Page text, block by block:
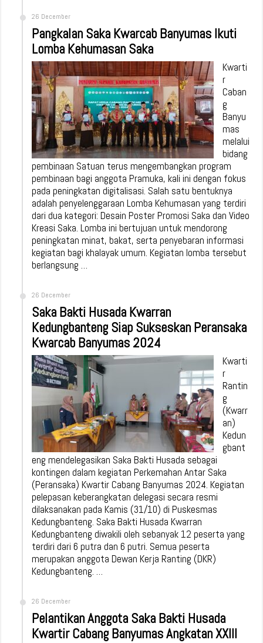
26 December
Pangkalan Saka Kwarcab Banyumas Ikuti
Lomba Kehumasan Saka
Kwarti
r
Caban
g
Banyu
mas
melalui
bidang
pembinaan Satuan terus mengembangkan program
pembinaan bagi anggota Pramuka, kali ini dengan fokus
pada peningkatan digitalisasi. Salah satu bentuknya
adalah penyelenggaraan Lomba Kehumasan yang terdiri
dari dua kategori: Desain Poster Promosi Saka dan Video
Kreasi Saka. Lomba ini bertujuan untuk mendorong
peningkatan minat, bakat, serta penyebaran informasi
kegiatan bagi khalayak umum. Kegiatan lomba tersebut
berlangsung …
26 December
Saka Bakti Husada Kwarran
Kedungbanteng Siap Sukseskan Peransaka
Kwarcab Banyumas 2024
Kwarti
r
Rantin
g
(Kwarr
an)
Kedun
gbant
eng mendelegasikan Saka Bakti Husada sebagai
kontingen dalam kegiatan Perkemahan Antar Saka
(Peransaka) Kwartir Cabang Banyumas 2024. Kegiatan
pelepasan keberangkatan delegasi secara resmi
dilaksanakan pada Kamis (31/10) di Puskesmas
Kedungbanteng. Saka Bakti Husada Kwarran
Kedungbanteng diwakili oleh sebanyak 12 peserta yang
terdiri dari 6 putra dan 6 putri. Semua peserta
merupakan anggota Dewan Kerja Ranting (DKR)
Kedungbanteng. …
26 December
Pelantikan Anggota Saka Bakti Husada
Kwartir Cabang Banyumas Angkatan XXIII